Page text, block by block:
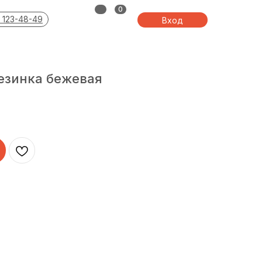
48-49
0
Вход
бежевая